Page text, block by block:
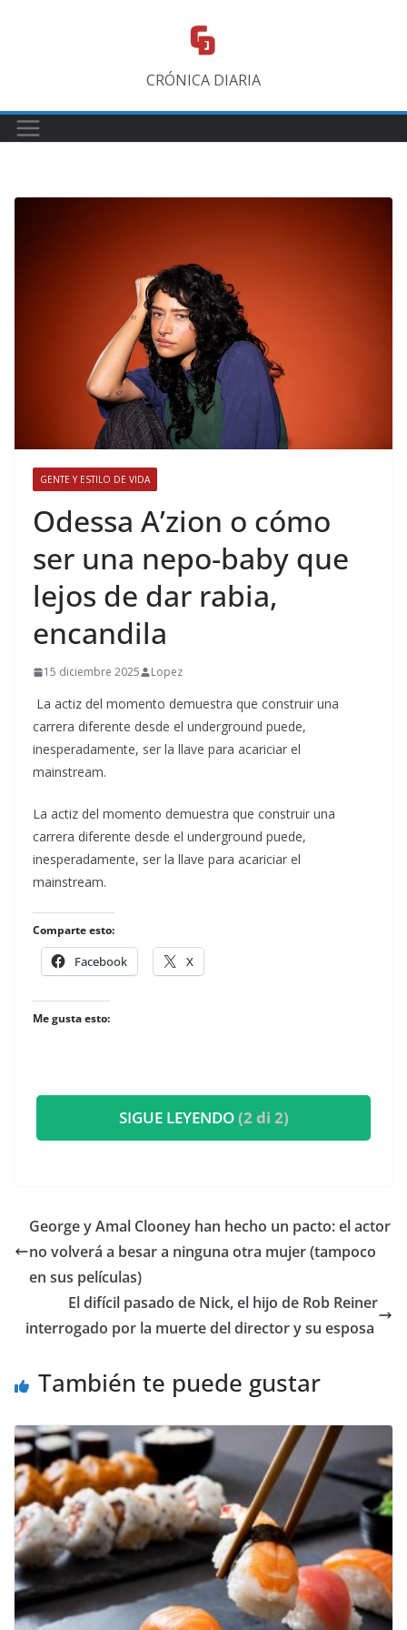
CRÓNICA DIARIA
GENTE Y ESTILO DE VIDA
​Odessa A’zion o cómo
ser una nepo-baby que
lejos de dar rabia,
encandila
15 diciembre 2025 Lopez
La actiz del momento demuestra que construir una
carrera diferente desde el underground puede,
inesperadamente, ser la llave para acariciar el
mainstream.
​La actiz del momento demuestra que construir una
carrera diferente desde el underground puede,
inesperadamente, ser la llave para acariciar el
mainstream.
Comparte esto:
Facebook X
Me gusta esto:
SIGUE LEYENDO(2 di 2)
​George y Amal Clooney han hecho un pacto: el actor
no volverá a besar a ninguna otra mujer (tampoco
en sus películas)
​El difícil pasado de Nick, el hijo de Rob Reiner
interrogado por la muerte del director y su esposa
También te puede gustar